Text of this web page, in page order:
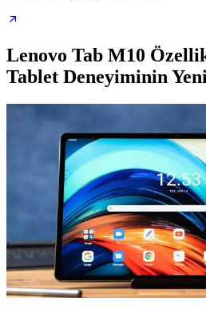
Lenovo Tab M10
Tablet Deneyiminin